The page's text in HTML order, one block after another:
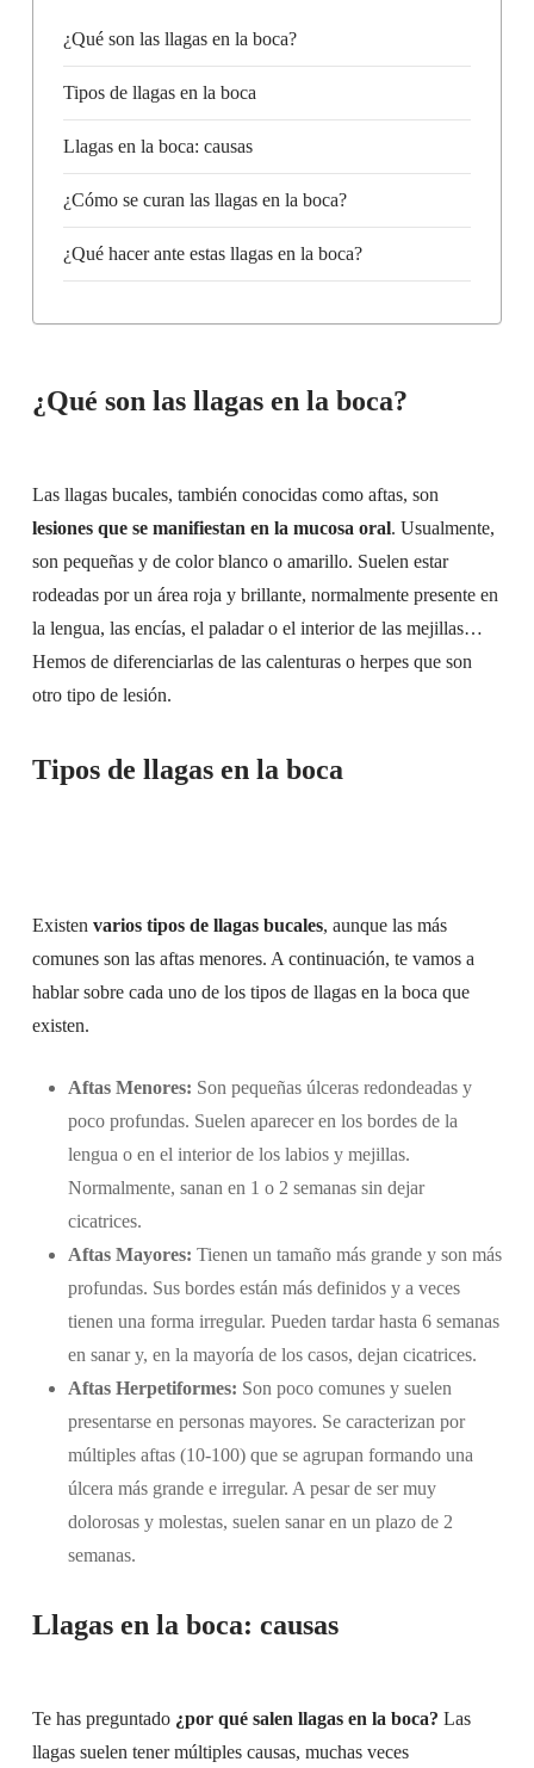
¿Qué son las llagas en la boca?
Tipos de llagas en la boca
Llagas en la boca: causas
¿Cómo se curan las llagas en la boca?
¿Qué hacer ante estas llagas en la boca?
¿Qué son las llagas en la boca?
Las llagas bucales, también conocidas como aftas, son
lesiones que se manifiestan en la mucosa oral. Usualmente,
son pequeñas y de color blanco o amarillo. Suelen estar
rodeadas por un área roja y brillante, normalmente presente en
la lengua, las encías, el paladar o el interior de las mejillas…
Hemos de diferenciarlas de las calenturas o herpes que son
otro tipo de lesión.
Tipos de llagas en la boca
Existen varios tipos de llagas bucales, aunque las más
comunes son las aftas menores. A continuación, te vamos a
hablar sobre cada uno de los tipos de llagas en la boca que
existen.
Aftas Menores: Son pequeñas úlceras redondeadas y
poco profundas. Suelen aparecer en los bordes de la
lengua o en el interior de los labios y mejillas.
Normalmente, sanan en 1 o 2 semanas sin dejar
cicatrices.
Aftas Mayores: Tienen un tamaño más grande y son más
profundas. Sus bordes están más definidos y a veces
tienen una forma irregular. Pueden tardar hasta 6 semanas
en sanar y, en la mayoría de los casos, dejan cicatrices.
Aftas Herpetiformes: Son poco comunes y suelen
presentarse en personas mayores. Se caracterizan por
múltiples aftas (10-100) que se agrupan formando una
úlcera más grande e irregular. A pesar de ser muy
dolorosas y molestas, suelen sanar en un plazo de 2
semanas.
Llagas en la boca: causas
Te has preguntado ¿por qué salen llagas en la boca? Las
llagas suelen tener múltiples causas, muchas veces